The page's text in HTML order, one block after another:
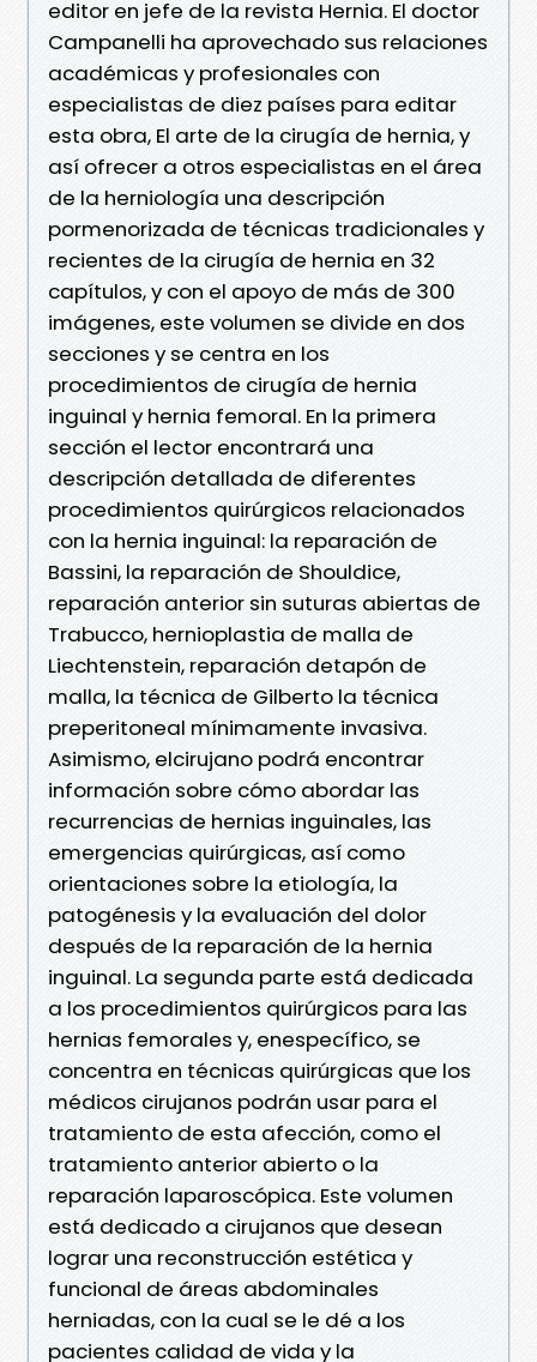
editor en jefe de la revista Hernia. El doctor
Campanelli ha aprovechado sus relaciones
académicas y profesionales con
especialistas de diez países para editar
esta obra, El arte de la cirugía de hernia, y
así ofrecer a otros especialistas en el área
de la herniología una descripción
pormenorizada de técnicas tradicionales y
recientes de la cirugía de hernia en 32
capítulos, y con el apoyo de más de 300
imágenes, este volumen se divide en dos
secciones y se centra en los
procedimientos de cirugía de hernia
inguinal y hernia femoral. En la primera
sección el lector encontrará una
descripción detallada de diferentes
procedimientos quirúrgicos relacionados
con la hernia inguinal: la reparación de
Bassini, la reparación de Shouldice,
reparación anterior sin suturas abiertas de
Trabucco, hernioplastia de malla de
Liechtenstein, reparación detapón de
malla, la técnica de Gilberto la técnica
preperitoneal mínimamente invasiva.
Asimismo, elcirujano podrá encontrar
información sobre cómo abordar las
recurrencias de hernias inguinales, las
emergencias quirúrgicas, así como
orientaciones sobre la etiología, la
patogénesis y la evaluación del dolor
después de la reparación de la hernia
inguinal. La segunda parte está dedicada
a los procedimientos quirúrgicos para las
hernias femorales y, enespecífico, se
concentra en técnicas quirúrgicas que los
médicos cirujanos podrán usar para el
tratamiento de esta afección, como el
tratamiento anterior abierto o la
reparación laparoscópica. Este volumen
está dedicado a cirujanos que desean
lograr una reconstrucción estética y
funcional de áreas abdominales
herniadas, con la cual se le dé a los
pacientes calidad de vida y la